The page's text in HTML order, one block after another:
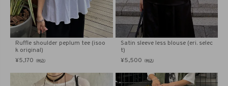
Ruffle shoulder peplum tee (isoo
k original)
¥5,170 （税込）
Satin sleeve less blouse (eri. selec
t)
¥5,500 （税込）